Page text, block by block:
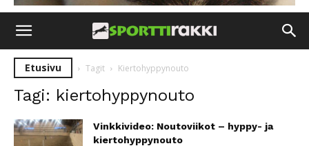
Etusivu Tagit Kiertohyppynouto
Tagi: kiertohyppynouto
Vinkkivideo: Noutoviikot – hyppy- ja
kiertohyppynouto